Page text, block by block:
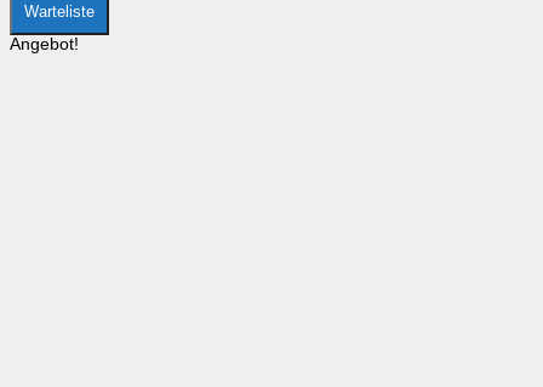
Warteliste
Angebot!